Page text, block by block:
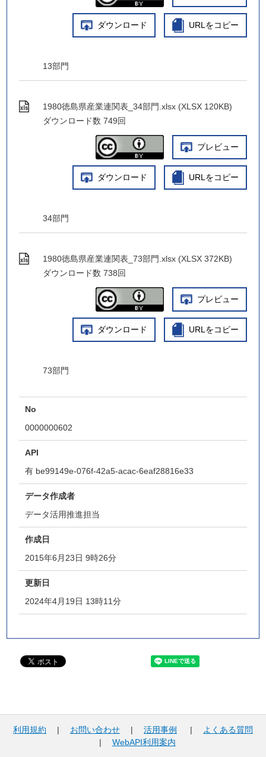
ダウンロード URLをコピー
13部門
1980徳島県産業連関表_34部門.xlsx (XLSX 120KB)
ダウンロード数 749回
プレビュー
ダウンロード URLをコピー
34部門
1980徳島県産業連関表_73部門.xlsx (XLSX 372KB)
ダウンロード数 738回
プレビュー
ダウンロード URLをコピー
73部門
No
0000000602
API
有 be99149e-076f-42a5-acac-6eaf28816e33
データ作成者
データ活用推進担当
作成日
2015年6月23日 9時26分
更新日
2024年4月19日 13時11分
利用規約 | お問い合わせ | 活用事例 |
よくある質問
| WebAPI利用案内